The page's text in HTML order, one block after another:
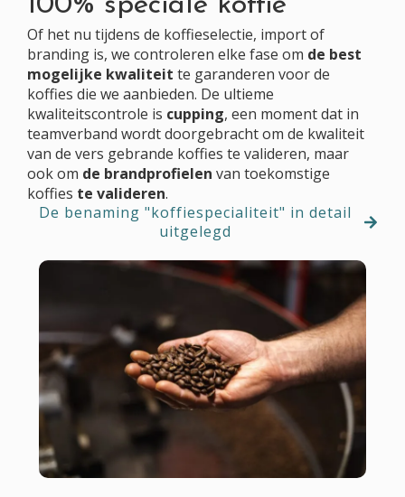
Of het nu tijdens de koffieselectie, import of
branding is, we controleren elke fase om de best
mogelijke kwaliteit te garanderen voor de
koffies die we aanbieden. De ultieme
kwaliteitscontrole is cupping, een moment dat in
teamverband wordt doorgebracht om de kwaliteit
van de vers gebrande koffies te valideren, maar
ook om de brandprofielen van toekomstige
koffies te valideren.
De benaming "koffiespecialiteit" in detail
uitgelegd